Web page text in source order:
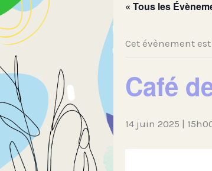
« Tous les
Cet évènement est
Café
14 juin 2025 |